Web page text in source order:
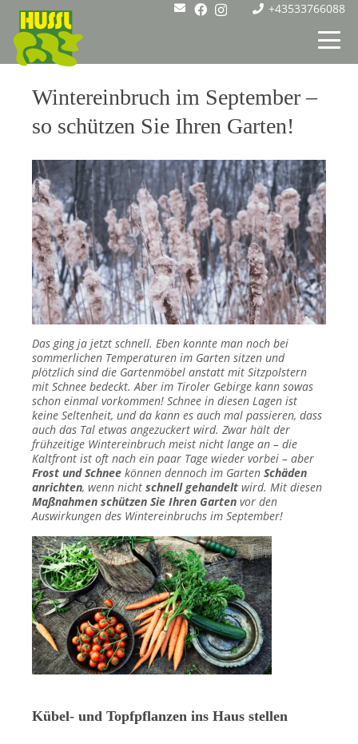
+43533766088
Wintereinbruch im September –
so schützen Sie Ihren Garten!
Das ging ja jetzt schnell. Eben konnte man noch bei
sommerlichen Temperaturen im Garten sitzen und
plötzlich sind die Gartenmöbel anstatt mit Sitzpolstern
mit Schnee bedeckt. Aber im Tiroler Gebirge kann sowas
schon einmal vorkommen! Schnee in diesen Lagen ist
keine Seltenheit, und da kann es auch mal passieren, dass
auch das Tal etwas angezuckert wird. Zwar hält der
frühzeitige Wintereinbruch meist nicht lange an – die
Kaltfront ist oft nach ein paar Tage wieder vorbei – aber
Frost und Schnee können dennoch im Garten Schäden
anrichten, wenn nicht schnell gehandelt wird. Mit diesen
Maßnahmen schützen Sie Ihren Garten vor den
Auswirkungen des Wintereinbruchs im September!
Kübel- und Topfpflanzen ins Haus stellen